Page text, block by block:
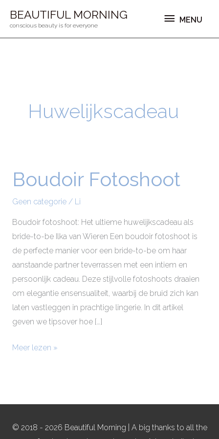
naarBEAUTIFUL MORNING
conscious beauty is for everyone
MENU
MENU
Huwelijkscadeau
Boudoir Fotoshoot
Geen categorie/ Li
Boudoir fotoshoot: Het ultieme huwelijkscadeau als
bride-to-be Ilka van Wieren Een boudoir fotoshoot is
de perfecte manier voor een bride-to-be om haar
aanstaande partner teverrassen met een intiem en
persoonlijk cadeau. Deze stijlvolle fotoshoots draaien
om elegantie ensensualiteit, waarbij de bruid zich kan
laten vastleggen in prachtige lingerie. In dit artikel
geven we tipsover hoe […]
Boudoir
Fotoshoot
Meer lezen »
© 2018 - 2026 Beautiful Morning | A big thanks to all the